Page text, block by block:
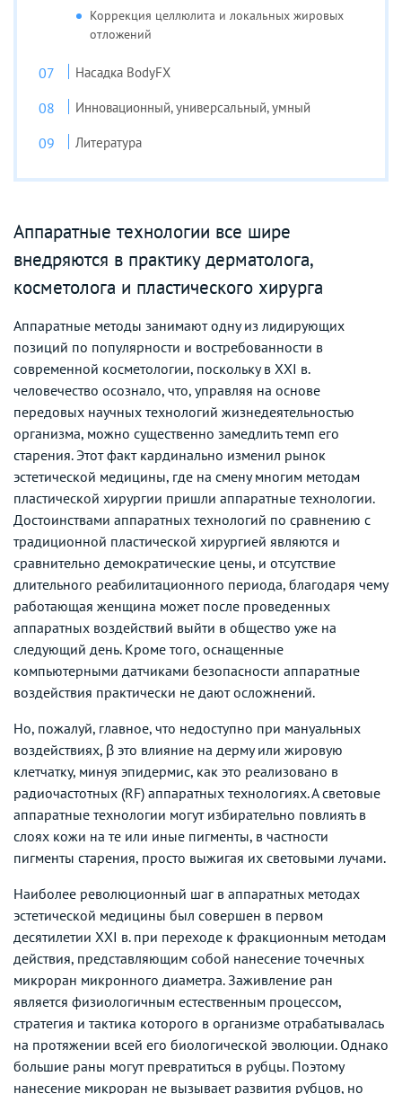
Коррекция целлюлита и локальных жировых
отложений
Насадка BodyFX
Инновационный, универсальный, умный
Литература
Аппаратные технологии все шире
внедряются в практику дерматолога,
косметолога и пластического хирурга
Аппаратные методы занимают одну из лидирующих
позиций по популярности и востребованности в
современной косметологии, поскольку в XXI в.
человечество осознало, что, управляя на основе
передовых научных технологий жизнедеятельностью
организма, можно существенно замедлить темп его
старения. Этот факт кардинально изменил рынок
эстетической медицины, где на смену многим методам
пластической хирургии пришли аппаратные технологии.
Достоинствами аппаратных технологий по сравнению с
традиционной пластической хирургией являются и
сравнительно демократические цены, и отсутствие
длительного реабилитационного периода, благодаря чему
работающая женщина может после проведенных
аппаратных воздействий выйти в общество уже на
следующий день. Кроме того, оснащенные
компьютерными датчиками безопасности аппаратные
воздействия практически не дают осложнений.
Но, пожалуй, главное, что недоступно при мануальных
воздействиях, β это влияние на дерму или жировую
клетчатку, минуя эпидермис, как это реализовано в
радиочастотных (RF) аппаратных технологиях. А световые
аппаратные технологии могут избирательно повлиять в
слоях кожи на те или иные пигменты, в частности
пигменты старения, просто выжигая их световыми лучами.
Наиболее революционный шаг в аппаратных методах
эстетической медицины был совершен в первом
десятилетии XXI в. при переходе к фракционным методам
действия, представляющим собой нанесение точечных
микроран микронного диаметра. Заживление ран
является физиологичным естественным процессом,
стратегия и тактика которого в организме отрабатывалась
на протяжении всей его биологической эволюции. Однако
большие раны могут превратиться в рубцы. Поэтому
нанесение микроран не вызывает развития рубцов, но